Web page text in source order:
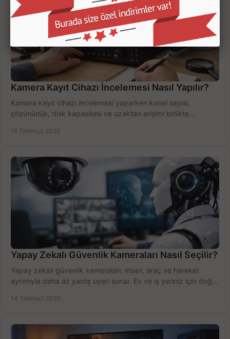
Kamera Kayıt Cihazı İncelemesi Nasıl Yapılır?
Kamera kayıt cihazı incelemesi yaparken kanal sayısı,
çözünürlük, disk kapasitesi ve uzaktan erişimi birlikte
16 Temmuz 2026
Yapay Zekalı Güvenlik Kameraları Nasıl Seçilir?
Yapay zekalı güvenlik kameraları; insan, araç ve hareket
ayrımıyla daha az yanlış uyarı sunar. Ev ve iş yeriniz için doğru
14 Temmuz 2026